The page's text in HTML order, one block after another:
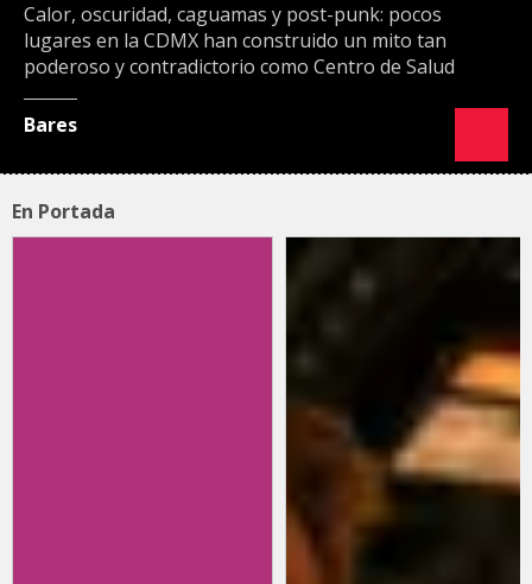
Calor, oscuridad, caguamas y post-punk: pocos
lugares en la CDMX han construido un mito tan
poderoso y contradictorio como Centro de Salud
Bares
En Portada